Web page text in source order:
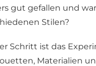
gut gefallen und
Stilen?
Schritt ist das
Materialien